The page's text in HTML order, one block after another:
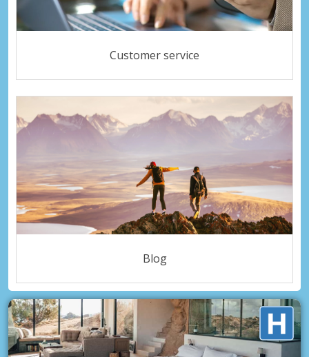
Customer service
Blog